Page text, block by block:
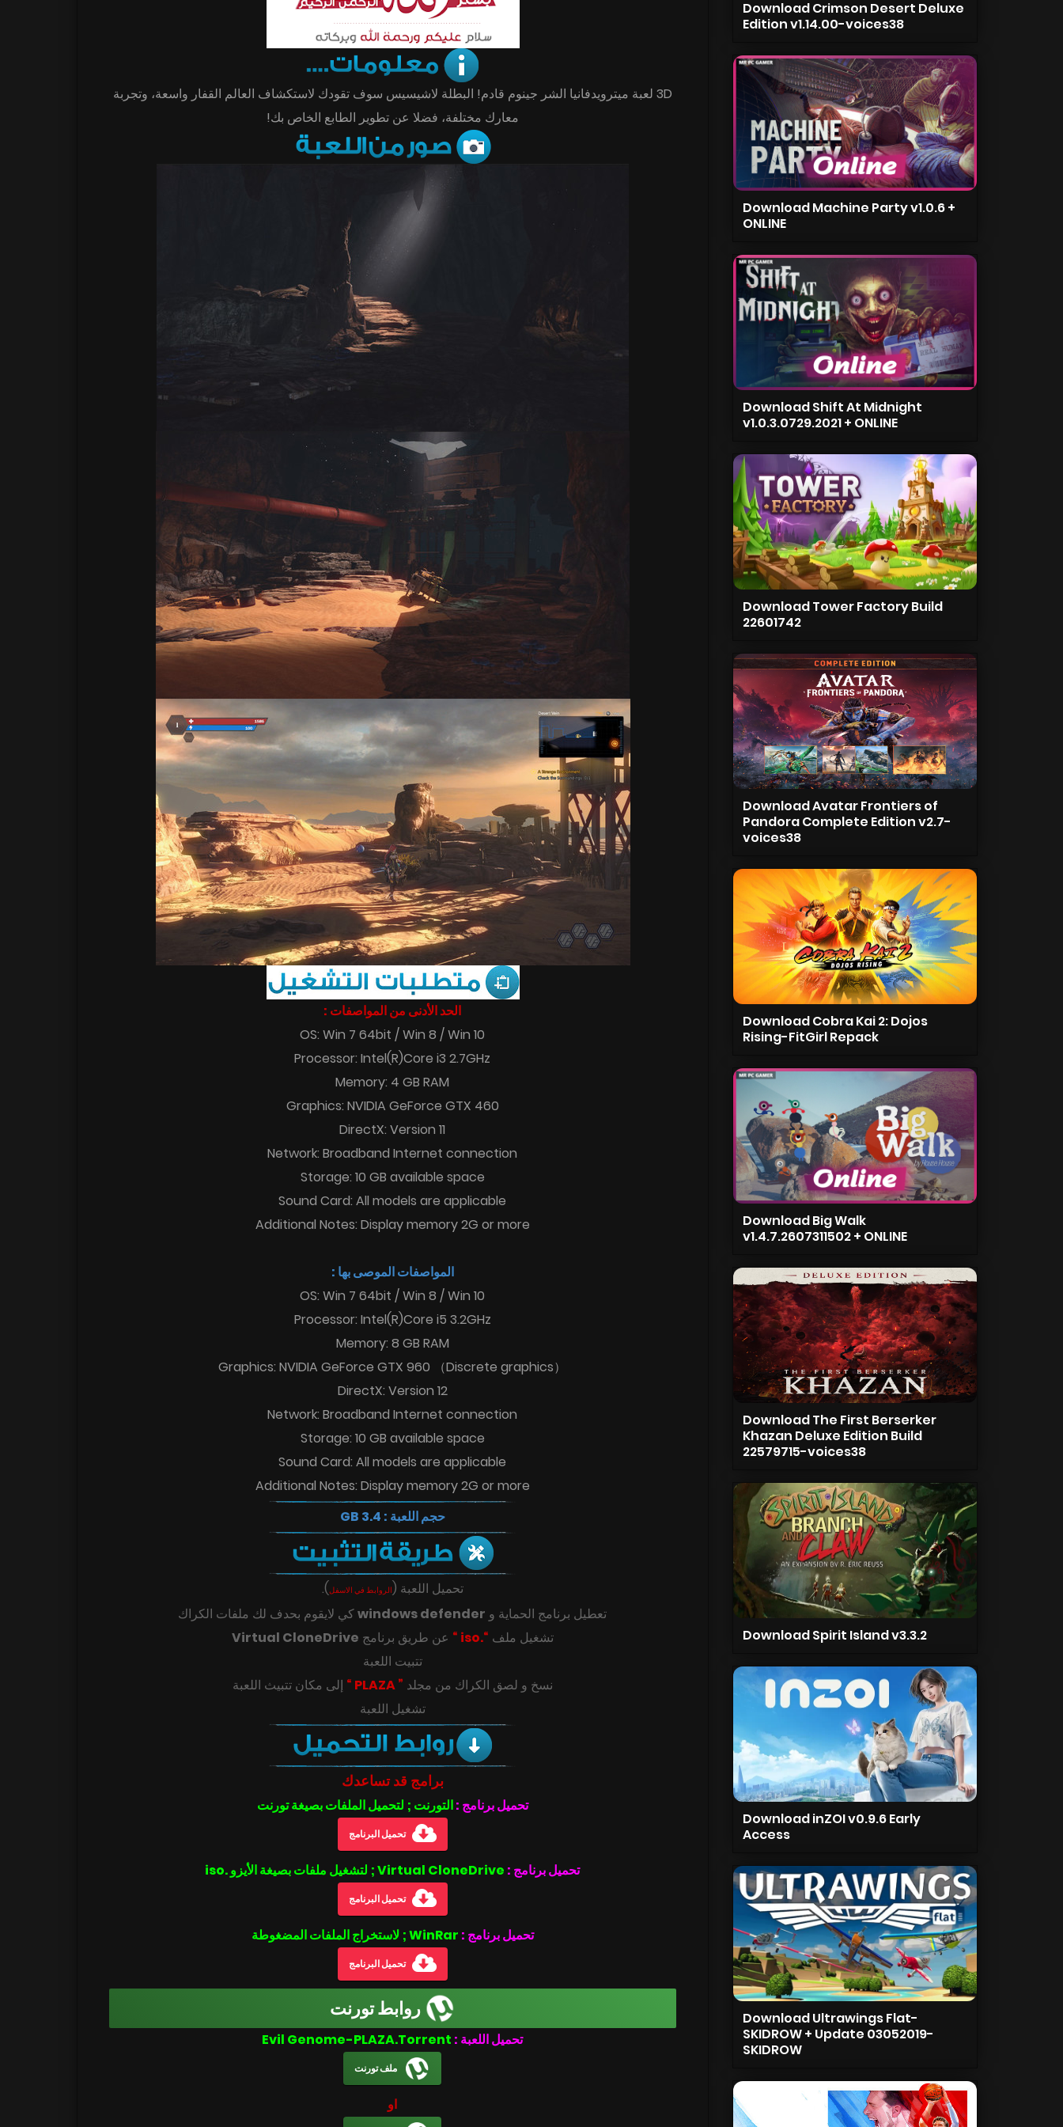
3D لعبة ميترويدفانيا الشر جينوم قادم! البطلة لاشيسيس سوف تقودك لاستكشاف العالم القفار واسعة، وتجربة
معارك مختلفة، فضلا عن تطوير الطابع الخاص بك!
الحد الأدنى من المواصفات :
OS: Win 7 64bit / Win 8 / Win 10
Processor: Intel(R)Core i3 2.7GHz
Memory: 4 GB RAM
Graphics: NVIDIA GeForce GTX 460
DirectX: Version 11
Network: Broadband Internet connection
Storage: 10 GB available space
Sound Card: All models are applicable
Additional Notes: Display memory 2G or more
المواصفات الموصى بها :
OS: Win 7 64bit / Win 8 / Win 10
Processor: Intel(R)Core i5 3.2GHz
Memory: 8 GB RAM
Graphics: NVIDIA GeForce GTX 960 （Discrete graphics）
DirectX: Version 12
Network: Broadband Internet connection
Storage: 10 GB available space
Sound Card: All models are applicable
Additional Notes: Display memory 2G or more
حجم اللعبة : 3.4 GB
تحميل اللعبة (الروابط في الاسفل)
.
تعطيل برنامج الحماية و windows defenderكي لايقوم بحدف لك ملفات الكراك
تشغيل ملف “.iso “ عن طريق برنامج Virtual CloneDrive
تتبيت اللعبة
‎‫نسخ و لصق الكراك من مجلد ” PLAZA “
تشغيل اللعبة
برامج قد تساعدك
تحميل برنامج :التورنت ; لتحميل الملفات بصيغة تورنت
تحميل البرنامج
تحميل برنامج : Virtual CloneDrive ; لتشغيل ملفات بصيغة الأيزو .iso
تحميل البرنامج
تحميل برنامج : WinRar ; لاستخراج الملفات المضغوطة
تحميل البرنامج
روابط تورنت
تحميل اللعبة :
ملف تورنت
او
Download Crimson Desert Deluxe
Edition v1.14.00-voices38
Download Machine Party v1.0.6 +
ONLINE
Download Shift At Midnight
v1.0.3.0729.2021 + ONLINE
Download Tower Factory Build
22601742
Download Avatar Frontiers of
Pandora Complete Edition v2.7-
voices38
Download Cobra Kai 2: Dojos
Rising-FitGirl Repack
Download Big Walk
v1.4.7.2607311502 + ONLINE
Download The First Berserker
Khazan Deluxe Edition Build
22579715-voices38
Download Spirit Island v3.3.2
Download inZOI v0.9.6 Early
Access
Download Ultrawings Flat-
SKIDROW + Update 03052019-
SKIDROW